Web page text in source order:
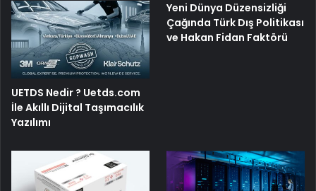
UETDS Nedir ? Uetds.com
İle Akıllı Dijital Taşımacılık
Yazılımı
Yeni Dünya Düzensizliği
Çağında Türk Dış Politikası
ve Hakan Fidan Faktörü